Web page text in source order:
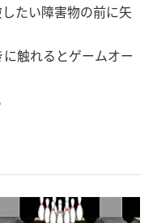
たい障害物の前に矢
触れるとゲームオー